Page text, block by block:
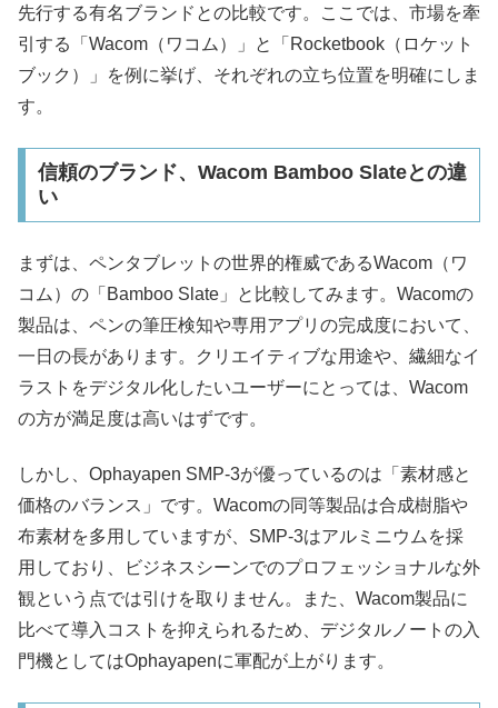
先行する有名ブランドとの比較です。ここでは、市場を牽
引する「Wacom（ワコム）」と「Rocketbook（ロケット
ブック）」を例に挙げ、それぞれの立ち位置を明確にしま
す。
信頼のブランド、Wacom Bamboo Slateとの違
い
まずは、ペンタブレットの世界的権威であるWacom（ワ
コム）の「Bamboo Slate」と比較してみます。Wacomの
製品は、ペンの筆圧検知や専用アプリの完成度において、
一日の長があります。クリエイティブな用途や、繊細なイ
ラストをデジタル化したいユーザーにとっては、Wacom
の方が満足度は高いはずです。
しかし、Ophayapen SMP-3が優っているのは「素材感と
価格のバランス」です。Wacomの同等製品は合成樹脂や
布素材を多用していますが、SMP-3はアルミニウムを採
用しており、ビジネスシーンでのプロフェッショナルな外
観という点では引けを取りません。また、Wacom製品に
比べて導入コストを抑えられるため、デジタルノートの入
門機としてはOphayapenに軍配が上がります。